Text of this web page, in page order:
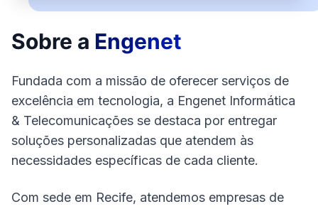
Sobre a Engenet
Fundada com a missão de oferecer serviços de
excelência em tecnologia, a Engenet Informática
& Telecomunicações se destaca por entregar
soluções personalizadas que atendem às
necessidades específicas de cada cliente.
Com sede em Recife, atendemos empresas de